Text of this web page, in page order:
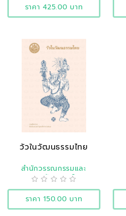
ราคา 425.00 บาท
วัวในวัฒนธรรมไทย
สำนักวรรณกรรมและ
ประวัติศาสตร์
ราคา 150.00 บาท